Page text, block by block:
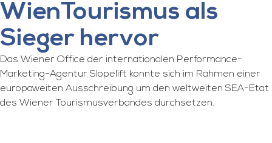
WienTourismus als
Sieger hervor
Das Wiener Office der internationalen Performance-
Marketing-Agentur Slopelift konnte sich im Rahmen einer
europaweiten Ausschreibung um den weltweiten SEA-Etat
des Wiener Tourismusverbandes durchsetzen.